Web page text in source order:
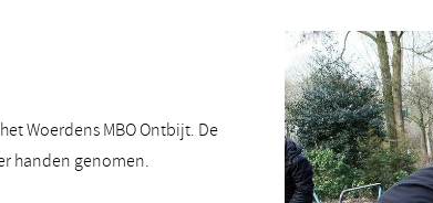
Woerdens MBO Ontbijt. De
handen genomen.